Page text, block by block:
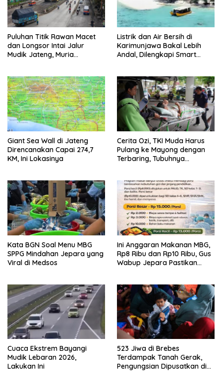
Puluhan Titik Rawan Macet
dan Longsor Intai Jalur
Mudik Jateng, Muria
Listrik dan Air Bersih di
Karimunjawa Bakal Lebih
Andal, Dilengkapi Smart
Giant Sea Wall di Jateng
Direncanakan Capai 274,7
KM, Ini Lokasinya
Cerita Ozi, TKI Muda Harus
Pulang ke Mayong dengan
Terbaring, Tubuhnya
Kata BGN Soal Menu MBG
SPPG Mindahan Jepara yang
Viral di Medsos
Ini Anggaran Makanan MBG,
Rp8 Ribu dan Rp10 Ribu, Gus
Wabup Jepara Pastikan
Cuaca Ekstrem Bayangi
Mudik Lebaran 2026,
Lakukan Ini
523 Jiwa di Brebes
Terdampak Tanah Gerak,
Pengungsian Dipusatkan di